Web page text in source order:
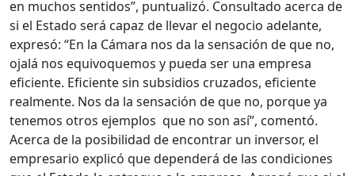
en muchos sentidos”, puntualizó. Consultado acerca de
si el Estado será capaz de llevar el negocio adelante,
expresó: “En la Cámara nos da la sensación de que no,
ojalá nos equivoquemos y pueda ser una empresa
eficiente. Eficiente sin subsidios cruzados, eficiente
realmente. Nos da la sensación de que no, porque ya
tenemos otros ejemplos que no son así”, comentó.
Acerca de la posibilidad de encontrar un inversor, el
empresario explicó que dependerá de las condiciones